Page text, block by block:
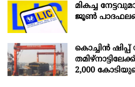
മികച്ച
ജൂൺ
കൊച്ചിന്‍
2,000